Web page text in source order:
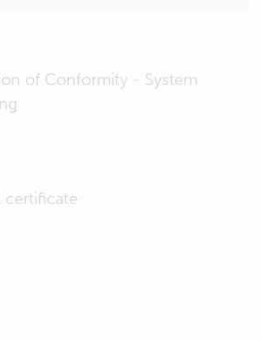
of Conformity - System
certificate